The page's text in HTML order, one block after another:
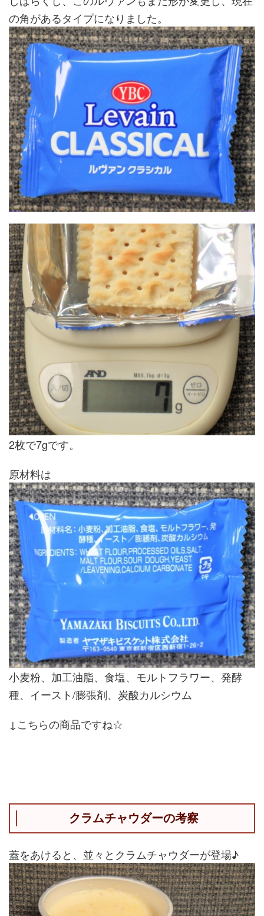
の角があるタイプになりました。
2枚で7gです。
原材料は
小麦粉、加工油脂、食塩、モルトフラワー、発酵
種、イースト/膨張剤、炭酸カルシウム
↓こちらの商品ですね☆
クラムチャウダーの考察
蓋をあけると、並々とクラムチャウダーが登場♪